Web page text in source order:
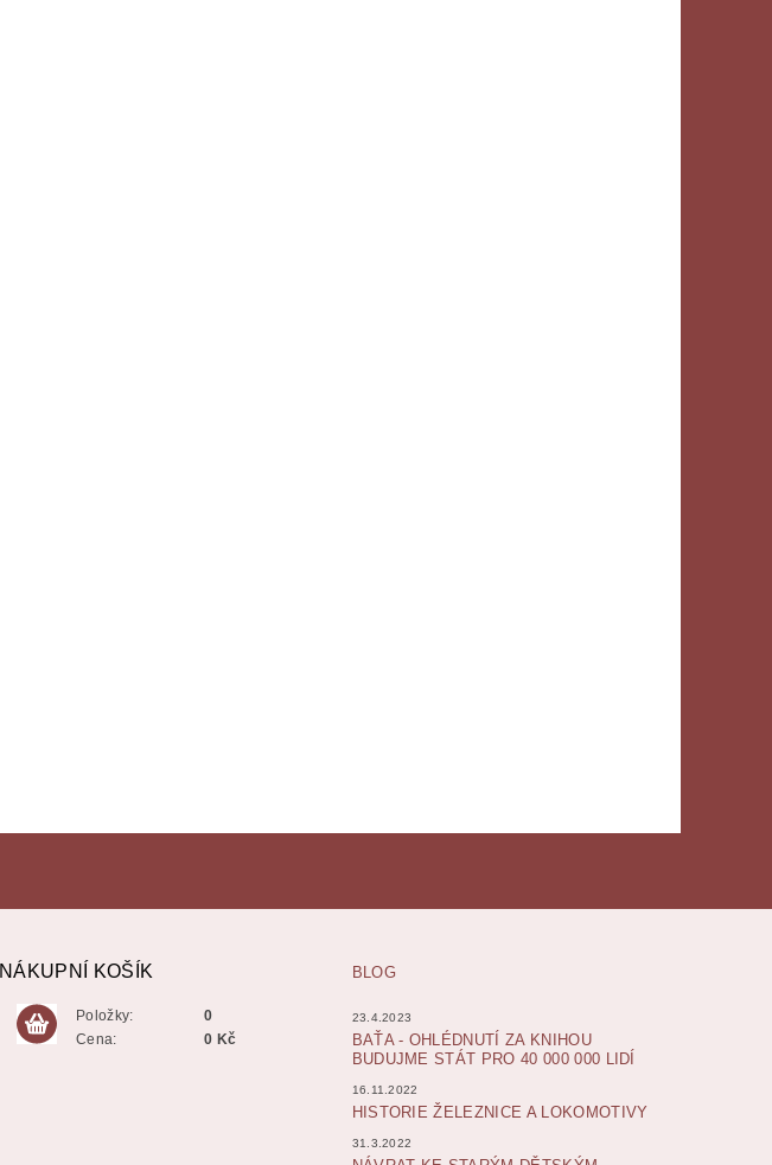
NÁKUPNÍ KOŠÍK
Položky:
Cena:
0
0 Kč
BLOG
23.4.2023
BAŤA - OHLÉDNUTÍ ZA KNIHOU
BUDUJME STÁT PRO 40 000 000 LIDÍ
16.11.2022
HISTORIE ŽELEZNICE A LOKOMOTIVY
31.3.2022